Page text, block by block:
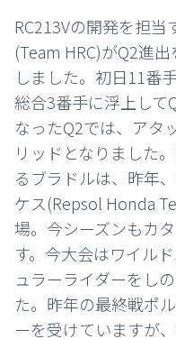
RC213Vの開発を担
(Team HRC)がQ2進
しました。初日11番
総合3番手に浮上して
なったQ2では、アタ
リッドとなりました
るブラドルは、昨年
ケス(Repsol Honda
場。今シーズンもカ
す。今大会はワイル
ュラーライダーをし
た。昨年の最終戦ポ
ーを受けていますが